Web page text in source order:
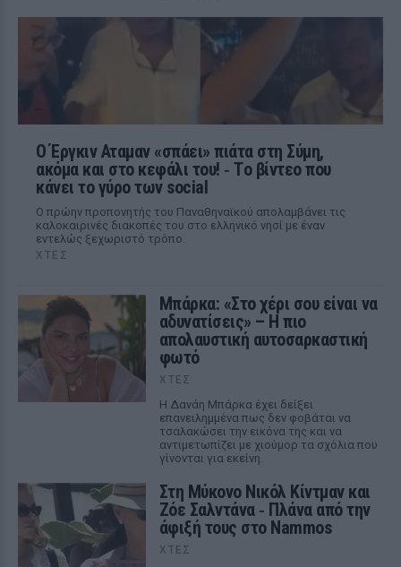
Ο Έργκιν Αταμαν «σπάει» πιάτα στη Σύμη,
ακόμα και στο κεφάλι του! ‑ Tο βίντεο που
κάνει το γύρο των social
Ο πρώην προπονητής του Παναθηναϊκού απολαμβάνει τις
καλοκαιρινές διακοπές του στο ελληνικό νησί με έναν
εντελώς ξεχωριστό τρόπο.
ΧΤΕΣ
Μπάρκα: «Στο χέρι σου είναι να
αδυνατίσεις» – Η πιο
απολαυστική αυτοσαρκαστική
φωτό
ΧΤΕΣ
Η Δανάη Μπάρκα έχει δείξει
επανειλημμένα πως δεν φοβάται να
τσαλακώσει την εικόνα της και να
αντιμετωπίζει με χιούμορ τα σχόλια που
γίνονται για εκείνη.
Στη Μύκονο Νικόλ Κίντμαν και
Ζόε Σαλντάνα ‑ Πλάνα από την
άφιξή τους στο Nammos
ΧΤΕΣ